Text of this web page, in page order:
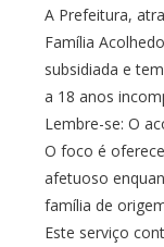
A Prefeitura,
Família
subsidiada e
a 18 anos
Lembre-se: O
O foco é
afetuoso
família de
Este serviço